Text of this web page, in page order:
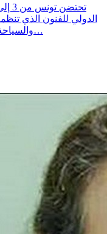
الدولي للفنون الذي
والسياحة الثقافية في مواجهة التحولات الاجتماعية…